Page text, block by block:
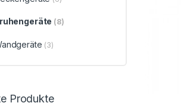
(8)
(3)
Produkte